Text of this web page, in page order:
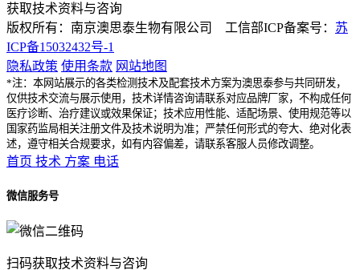
获取技术资料与咨询
版权所有：南京澳思泰生物有限公司 工信部ICP备案号： 苏
ICP备15032432号-1
隐私政策 使用条款 网站地图
*注：本网站展示的各类检测技术及配套技术方案为澳思泰参与共同研发，
仅供技术交流与展示使用，技术详情咨询请联系对应品牌厂家，不构成任何
医疗诊断、治疗建议或效果保证；技术应用性能、适配场景、使用规范等以
国家药监局相关注册文件及技术说明为准；严禁任何形式的夸大、绝对化表
述，遵守相关合规要求，如有内容偏差，请联系客服人员修改调整。
首页 技术 方案 电话
微信服务号
扫码获取技术资料与咨询